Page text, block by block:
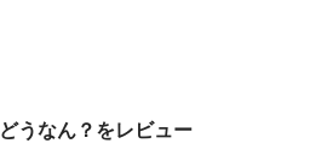
うなん？をレビュー